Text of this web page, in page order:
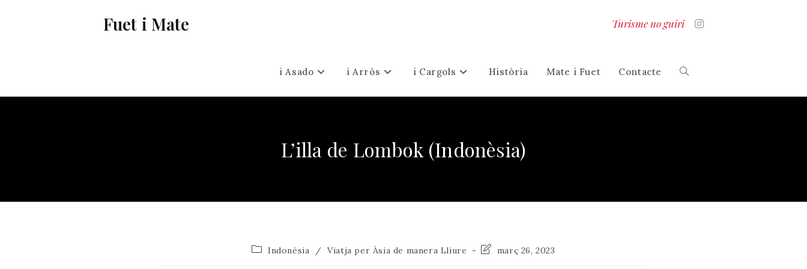
Fuet i Mate Turisme no guiri
i Asado i Arròs i Cargols Història Mate i Fuet Contacte Alterna
L’illa de Lombok (Indonèsia)
Categoria
Indonèsia / Viatja per Àsia de manera Lliure
Últimamarç 26, 2023